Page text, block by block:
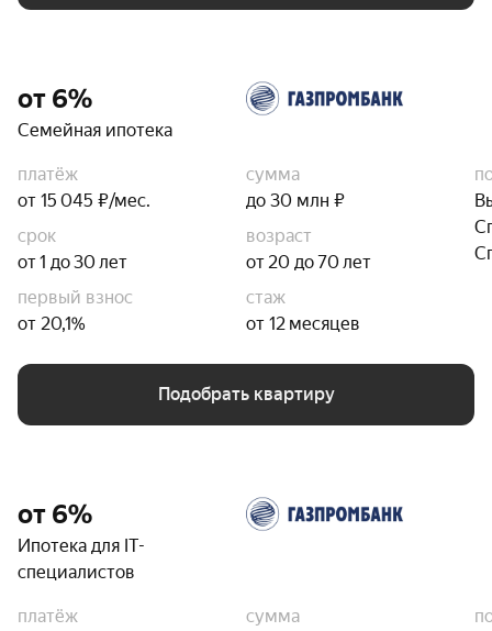
от 6%
Семейная ипотека
платёж
от 15 045 ₽/мес.
сумма
до 30 млн ₽
срок
от 1 до 30 лет
возраст
от 20 до 70 лет
первый взнос
от 20,1%
стаж
от 12 месяцев
Подобрать квартиру
от 6%
Ипотека для IT-
специалистов
платёж
сумма